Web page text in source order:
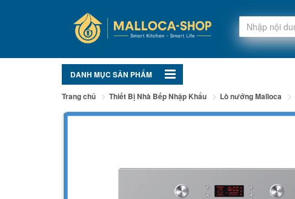
DANH MỤC SẢN PHẨM
Trang chủ
Thiết Bị Nhà Bếp Nhập Khẩu Lò nướng Malloca